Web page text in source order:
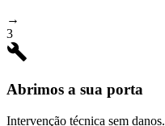
→
3
Abrimos a sua porta
Intervenção técnica sem danos.